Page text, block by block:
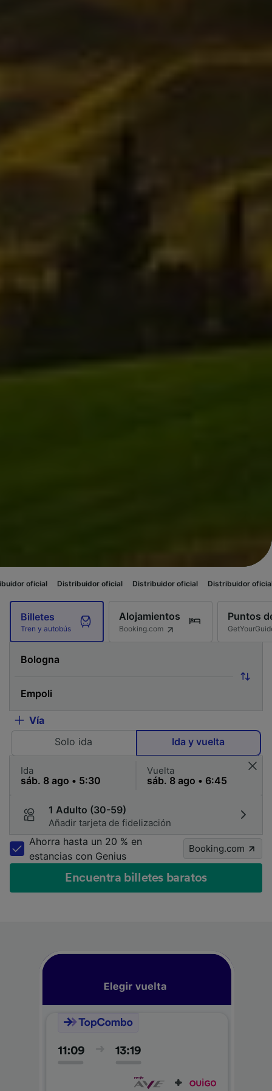
Distribuidor oficial Distribuidor oficial Distribuidor oficial
Billetes
Tren y autobús
Alojamientos
Booking.com
Puntos
Vía
Solo ida
Ida y vuelta
Ida Vuelta
1 Adulto (30-59)
Añadir tarjeta de fidelización
Ahorra hasta un 20 % en
estancias con Genius
Booking.com
Encuentra billetes baratos